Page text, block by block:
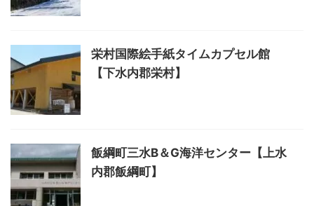
栄村国際絵手紙タイムカプセル館
【下水内郡栄村】
飯綱町三水B＆G海洋センター【上水
内郡飯綱町】